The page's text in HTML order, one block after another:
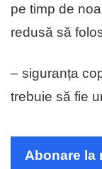
pe timp de
redusă să
– siguranța
trebuie să fie
Abonare la